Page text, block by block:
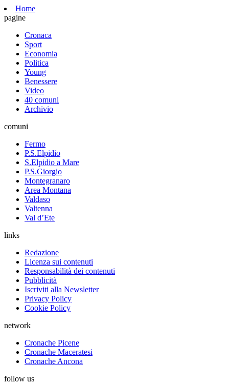
Home
pagine
Cronaca
Sport
Economia
Politica
Young
Benessere
Video
40 comuni
Archivio
comuni
Fermo
P.S.Elpidio
S.Elpidio a Mare
P.S.Giorgio
Montegranaro
Area Montana
Valdaso
Valtenna
Val d’Ete
links
Redazione
Licenza sui contenuti
Responsabilità dei contenuti
Pubblicità
Iscriviti alla Newsletter
Privacy Policy
Cookie Policy
network
Cronache Picene
Cronache Maceratesi
Cronache Ancona
follow us